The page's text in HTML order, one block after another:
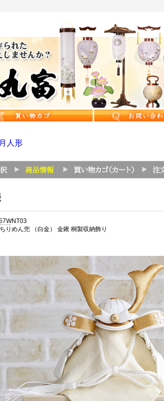
人形
りめん兜 （白金） 金鍬 桐製収納飾り